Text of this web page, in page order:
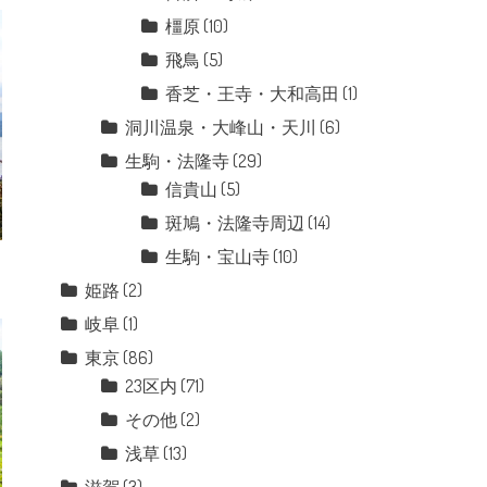
橿原 (10)
飛鳥 (5)
香芝・王寺・大和高田 (1)
洞川温泉・大峰山・天川 (6)
生駒・法隆寺 (29)
信貴山 (5)
斑鳩・法隆寺周辺 (14)
生駒・宝山寺 (10)
姫路 (2)
岐阜 (1)
東京 (86)
23区内 (71)
その他 (2)
浅草 (13)